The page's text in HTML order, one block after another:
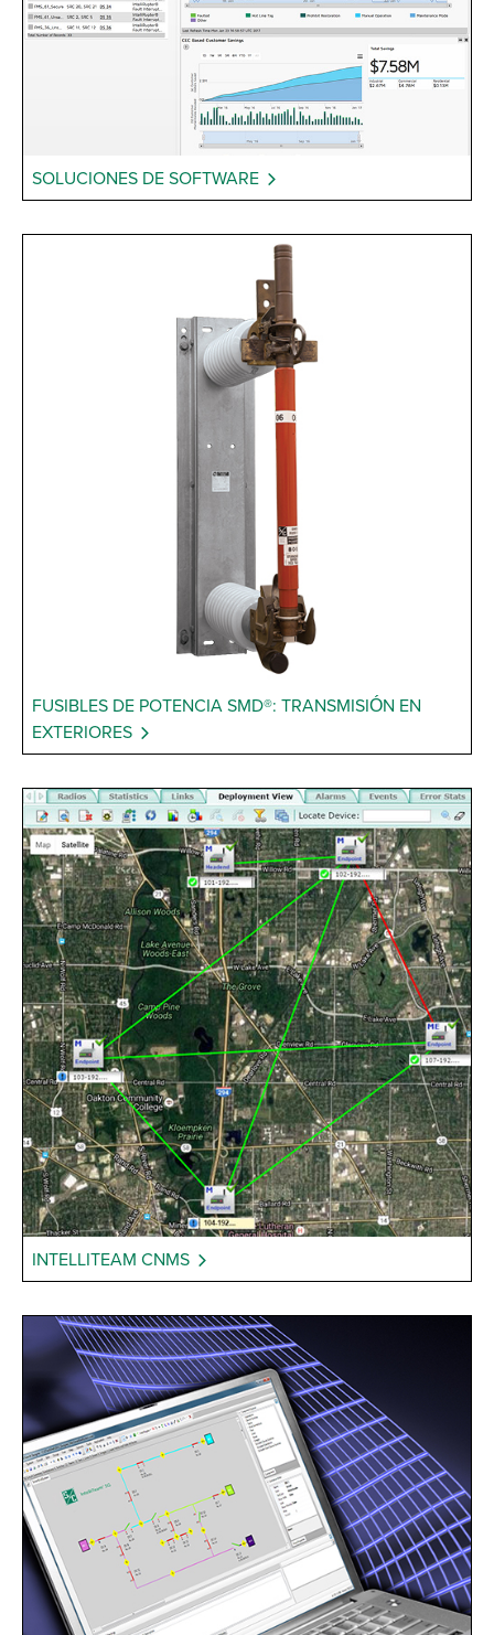
SOLUCIONES DE SOFTWARE
FUSIBLES DE POTENCIA SMD®: TRANSMISIÓN EN
EXTERIORES
INTELLITEAM CNMS